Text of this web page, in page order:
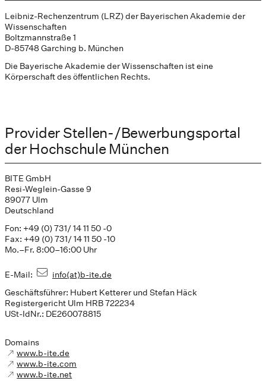
Leibniz-Rechenzentrum (LRZ) der Bayerischen Akademie der
Wissenschaften
Boltzmannstraße 1
D-85748 Garching b. München
Die Bayerische Akademie der Wissenschaften ist eine
Körperschaft des öffentlichen Rechts.
Provider Stellen-/Bewerbungsportal
der Hochschule München
BITE GmbH
Resi-Weglein-Gasse 9
89077 Ulm
Deutschland
Fon: +49 (0) 731/ 14 11 50 -0
Fax: +49 (0) 731/ 14 11 50 -10
Mo.–Fr. 8:00–16:00 Uhr
E-Mail:
info(at)b-ite.de
Geschäftsführer: Hubert Ketterer und Stefan Häck
Registergericht Ulm HRB 722234
USt-IdNr.: DE260078815
Domains
www.b-ite.de
www.b-ite.com
www.b-ite.net